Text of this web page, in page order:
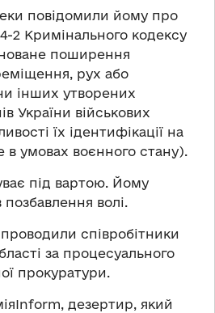
повідомили йому про
2 Кримінального кодексу
поширення
рух або
інших утворених
України військових
їх ідентифікації на
в умовах воєнного стану).
під вартою. Йому
волі.
співробітники
за процесуального
прокуратури.
дезертир, який